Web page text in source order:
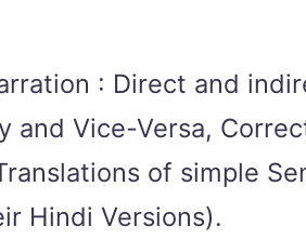
: Direct and
and Vice-Versa,
of simple
Hindi Versions).